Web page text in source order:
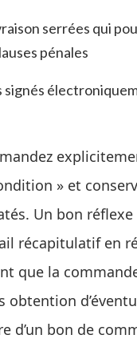
serrées qui
pénales
signés
» et
Un bon réflexe
récapitulatif en
que la
obtention
d’un bon de